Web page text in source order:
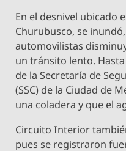
En el desnivel ubicado
Churubusco, se
automovilistas
un tránsito lento.
de la Secretaría de
(SSC) de la Ciudad de
una coladera y que el
Circuito Interior
pues se registraron